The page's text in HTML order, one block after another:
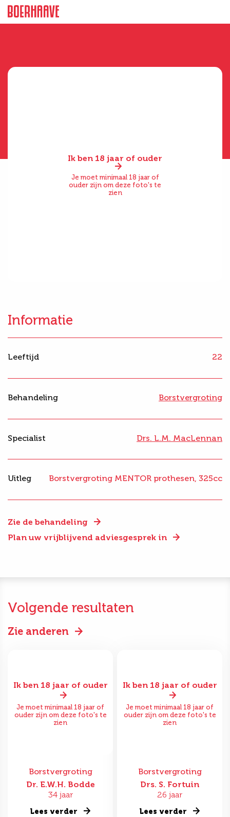
Ik ben 18 jaar of ouder
Je moet minimaal 18 jaar of
ouder zijn om deze foto's te
zien
Zie de behandeling
Plan uw vrijblijvend adviesgesprek in
Informatie
Leeftijd 22
Behandeling Borstvergroting
Specialist Drs. L.M. MacLennan
Uitleg Borstvergroting MENTOR prothesen, 325cc
Volgende resultaten
Zie anderen
Ik ben 18 jaar of ouder
Je moet minimaal 18 jaar of
ouder zijn om deze foto's te
zien
Borstvergroting
Dr. E.W.H. Bodde
34 jaar
Lees verder
Ik ben 18 jaar of ouder
Je moet minimaal 18 jaar of
ouder zijn om deze foto's te
zien
Borstvergroting
Drs. S. Fortuin
26 jaar
Lees verder